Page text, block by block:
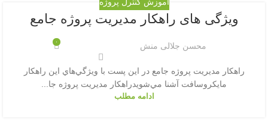
ویژگی های راهکار مدیریت پروژه جامع
محسن جلالی منش ۰
راهكار مديريت پروژه جامع در اين پست با ويژگي‌هاي اين راهكار
مایكروسافت آشنا مي‌شويدراهكار مديريت پروژه جا...
ادامه مطلب